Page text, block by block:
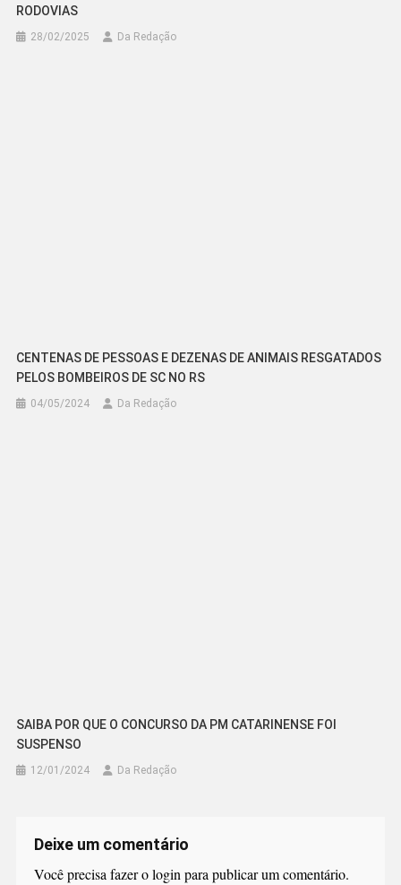
RODOVIAS
28/02/2025 Da Redação
CENTENAS DE PESSOAS E DEZENAS DE ANIMAIS RESGATADOS
PELOS BOMBEIROS DE SC NO RS
04/05/2024 Da Redação
SAIBA POR QUE O CONCURSO DA PM CATARINENSE FOI
SUSPENSO
12/01/2024 Da Redação
Deixe um comentário
Você precisa fazer ologinpara publicar um comentário.